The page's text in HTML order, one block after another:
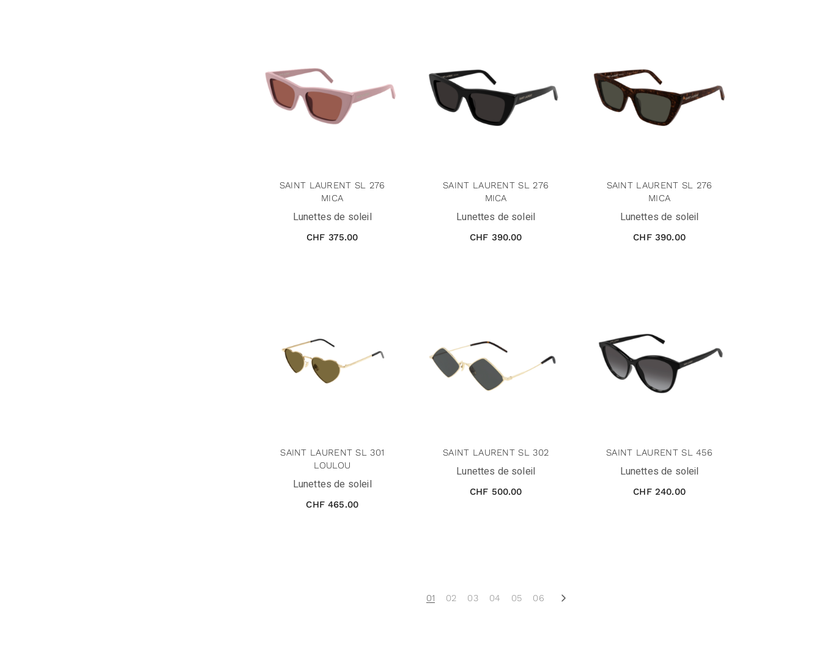
SAINT LAURENT SL 276
MICA
Lunettes de soleil
CHF 375.00
SAINT LAURENT SL 276
MICA
Lunettes de soleil
CHF 390.00
SAINT LAURENT SL 276
MICA
Lunettes de soleil
CHF390.00
SAINT LAURENT SL 301
LOULOU
Lunettes de soleil
CHF465.00
SAINT LAURENT SL 302
Lunettes de soleil
CHF 500.00
SAINT LAURENT SL 456
Lunettes de soleil
CHF240.00
01 02 03 04 05 06